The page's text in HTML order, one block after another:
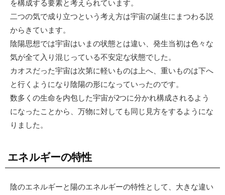
を構成する要素と考えられています。
二つの気で成り立つという考え方は宇宙の誕生にまつわる説
からきています。
陰陽思想では宇宙はいまの状態とは違い、発生当初は色々な
気が全て入り混じっている不安定な状態でした。
カオスだった宇宙は次第に軽いものは上へ、重いものは下へ
と行くようになり陰陽の形になっていったのです。
数多くの生命を内包した宇宙が2つに分かれ構成されるよう
になったことから、万物に対しても同じ見方をするようにな
りました。
エネルギーの特性
陰のエネルギーと陽のエネルギーの特性として、大きな違い